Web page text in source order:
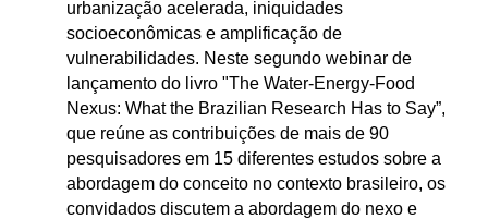
urbanização acelerada, iniquidades
socioeconômicas e amplificação de
vulnerabilidades. Neste segundo webinar de
lançamento do livro "The Water-Energy-Food
Nexus: What the Brazilian Research Has to Say”,
que reúne as contribuições de mais de 90
pesquisadores em 15 diferentes estudos sobre a
abordagem do conceito no contexto brasileiro, os
convidados discutem a abordagem do nexo e